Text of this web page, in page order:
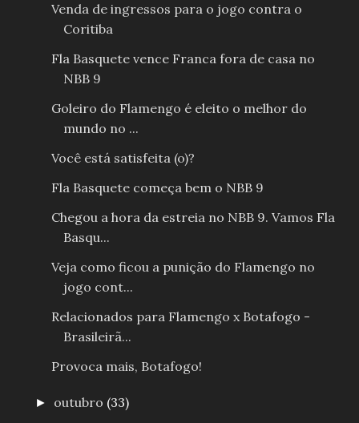
Venda de ingressos para o jogo contra o
Coritiba
Fla Basquete vence Franca fora de casa no
NBB 9
Goleiro do Flamengo é eleito o melhor do
mundo no ...
Você está satisfeita (o)?
Fla Basquete começa bem o NBB 9
Chegou a hora da estreia no NBB 9. Vamos Fla
Basqu...
Veja como ficou a punição do Flamengo no
jogo cont...
Relacionados para Flamengo x Botafogo -
Brasileirã...
Provoca mais, Botafogo!
► outubro (33)